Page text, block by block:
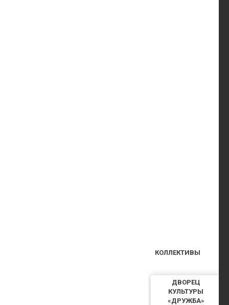
ДВОРЕЦ
КУЛЬТУРЫ
«ДРУЖБА»
КОЛЛЕКТИВЫ